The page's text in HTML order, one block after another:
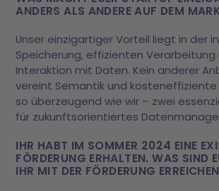
ANDERS ALS ANDERE AUF DEM
Unser einzigartiger Vorteil liegt in der
Speicherung, effizienten
Interaktion mit Daten. Kein anderer
vereint Semantik und kosteneffiziente
so überzeugend wie wir – zwei
für zukunftsorientiertes
IHR HABT IM SOMMER 2024 EINE
FÖRDERUNG ERHALTEN. WAS SIND
IHR MIT DER FÖRDERUNG